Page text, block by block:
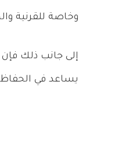
وخاصة للقرنية
إلى جانب ذلك
يساعد في